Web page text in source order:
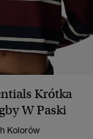
Krótka
W Paski
Kolorów